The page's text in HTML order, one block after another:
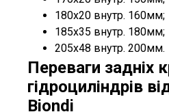
180х20 внутр. 160мм;
185х35 внутр. 180мм;
205х48 внутр. 200мм.
Переваги задніх
гідроциліндрів
Biondi